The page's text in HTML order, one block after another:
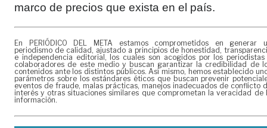
marco de precios que exista en el país.
En PERIÓDICO DEL META estamos comprometidos en generar
periodismo de calidad, ajustado a principios de honestidad,
e independencia editorial, los cuales son acogidos por los periodistas
colaboradores de este medio y buscan garantizar la credibilidad de
contenidos ante los distintos públicos. Así mismo, hemos establecido
parámetros sobre los estándares éticos que buscan prevenir
eventos de fraude, malas prácticas, manejos inadecuados de conflicto
interés y otras situaciones similares que comprometan la veracidad de
información.